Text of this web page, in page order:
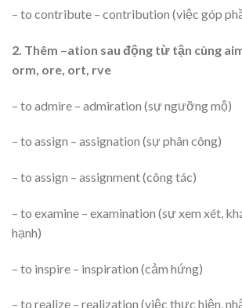
– to contribute – contribution (việc góp
2. Thêm –ation sau động từ tận cùng
orm, ore, ort, rve
– to admire – admiration (sự ngưỡng mộ)
– to assign – assignation (sự phân công)
– to assign – assignment (công tác)
– to examine – examination (sự xem xét,
hạnh)
– to inspire – inspiration (cảm hứng)
– to realize – realization (việc thực hiện,